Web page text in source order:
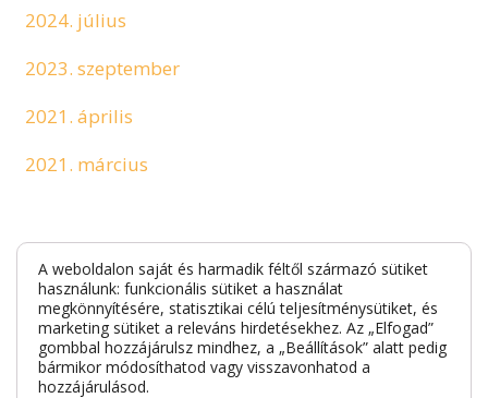
2024. július
2023. szeptember
2021. április
2021. március
Címkefelhő
alapozó sminktanácsok smink tippek
A weboldalon saját és harmadik féltől származó sütiket
használunk: funkcionális sütiket a használat
megkönnyítésére, statisztikai célú teljesítménysütiket, és
marketing sütiket a releváns hirdetésekhez. Az „Elfogad”
gombbal hozzájárulsz mindhez, a „Beállítások” alatt pedig
bármikor módosíthatod vagy visszavonhatod a
hozzájárulásod.